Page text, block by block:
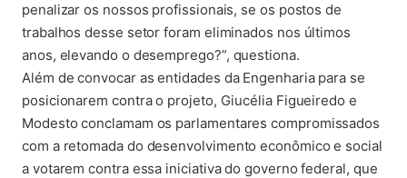
penalizar os nossos profissionais, se os postos de
trabalhos desse setor foram eliminados nos últimos
anos, elevando o desemprego?”, questiona.
Além de convocar as entidades da Engenharia para se
posicionarem contra o projeto, Giucélia Figueiredo e
Modesto conclamam os parlamentares compromissados
com a retomada do desenvolvimento econômico e social
a votarem contra essa iniciativa do governo federal, que